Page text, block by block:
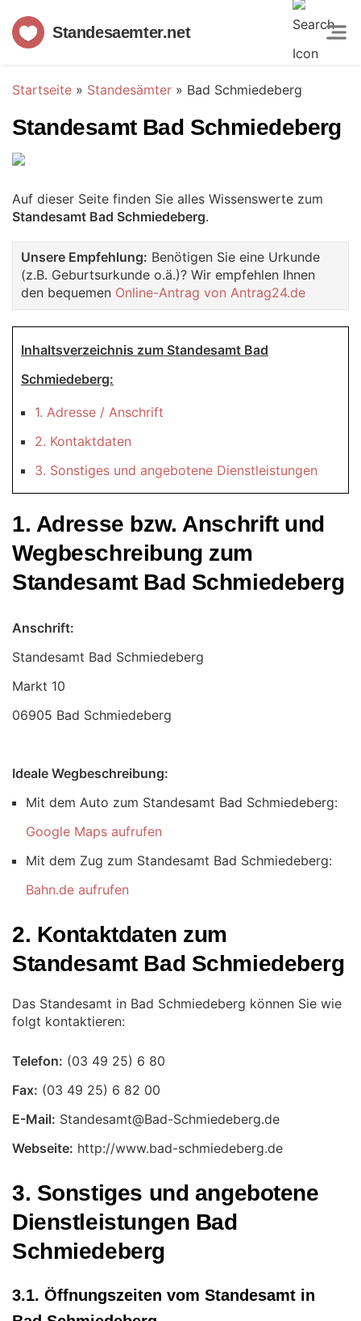
Standesaemter.net
Startseite » Standesämter » Bad Schmiedeberg
Standesamt Bad Schmiedeberg
Auf dieser Seite finden Sie alles Wissenswerte zum
Standesamt Bad Schmiedeberg.
Unsere Empfehlung: Benötigen Sie eine Urkunde
(z.B. Geburtsurkunde o.ä.)? Wir empfehlen Ihnen
den bequemen Online-Antrag von Antrag24.de
Inhaltsverzeichnis zum Standesamt Bad
Schmiedeberg:
1. Adresse / Anschrift
2. Kontaktdaten
3. Sonstiges und angebotene Dienstleistungen
1. Adresse bzw. Anschrift und
Wegbeschreibung zum
Standesamt Bad Schmiedeberg
Anschrift:
Standesamt Bad Schmiedeberg
06905 Bad Schmiedeberg
Ideale Wegbeschreibung:
Mit dem Auto zum Standesamt Bad Schmiedeberg:
Google Maps aufrufen
Mit dem Zug zum Standesamt Bad Schmiedeberg:
Bahn.de aufrufen
2. Kontaktdaten zum
Standesamt Bad Schmiedeberg
Das Standesamt in Bad Schmiedeberg können Sie wie
folgt kontaktieren:
Telefon:
Fax:
E-Mail:
Webseite: http://www.bad-schmiedeberg.de
3. Sonstiges und angebotene
Dienstleistungen Bad
Schmiedeberg
3.1. Öffnungszeiten vom Standesamt in